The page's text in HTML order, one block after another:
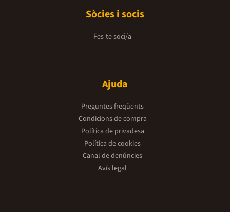
Sòcies i socis
Fes-te soci/a
Ajuda
Preguntes freqüents
Condicions de compra
Política de privadesa
Política de cookies
Canal de denúncies
Avís legal